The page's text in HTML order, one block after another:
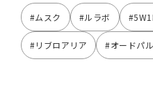
#ムスク #ルラボ
#リブロアリア #オードパ